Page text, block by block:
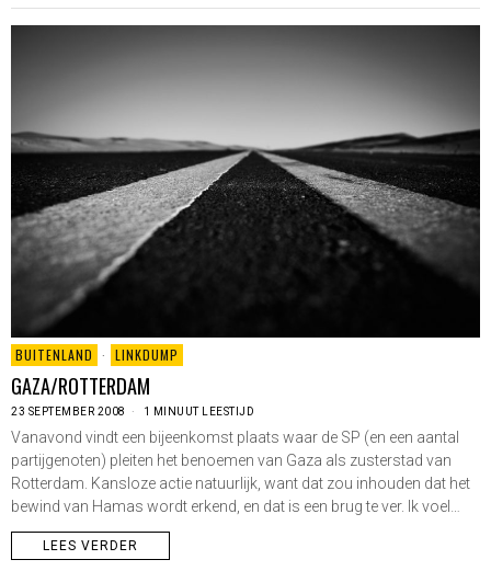
BUITENLAND · LINKDUMP
GAZA/ROTTERDAM
23 SEPTEMBER 2008 1 MINUUT LEESTIJD
Vanavond vindt een bijeenkomst plaats waar de SP (en een aantal
partijgenoten) pleiten het benoemen van Gaza als zusterstad van
Rotterdam. Kansloze actie natuurlijk, want dat zou inhouden dat het
bewind van Hamas wordt erkend, en dat is een brug te ver. Ik voel…
LEES VERDER